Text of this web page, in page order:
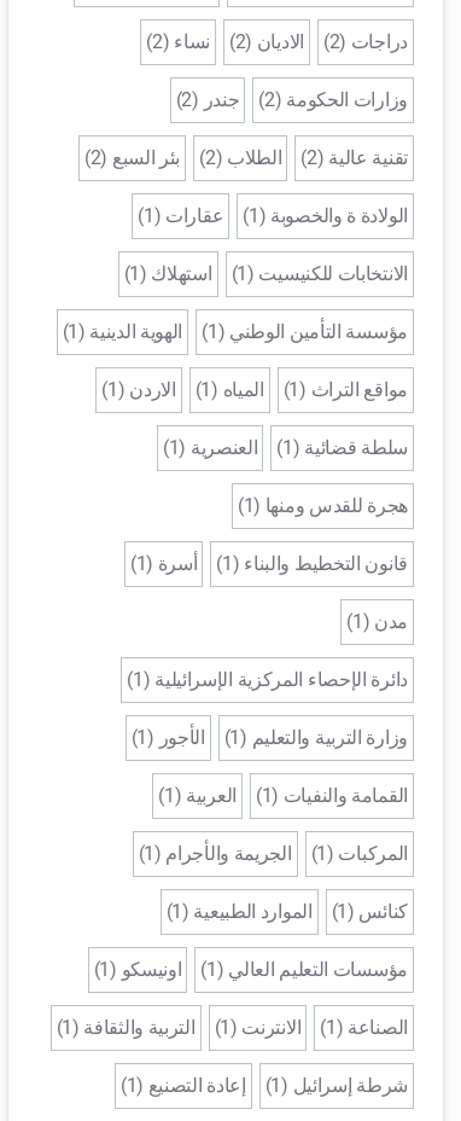
دراجات (2)
الاديان (2)
نساء (2)
وزارات الحكومة (2)
جندر (2)
تقنية عالية (2)
الطلاب (2)
بئر السبع (2)
الولادة ة والخصوبة (1)
عقارات (1)
الانتخابات للكنيسيت (1)
استهلاك (1)
مؤسسة التأمين الوطني (1)
الهوية الدينية (1)
مواقع التراث (1)
المياه (1)
الاردن (1)
سلطة قضائية (1)
العنصرية (1)
هجرة للقدس ومنها (1)
قانون التخطيط والبناء (1)
أسرة (1)
مدن (1)
دائرة الإحصاء المركزية الإسرائيلية (1)
وزارة التربية والتعليم (1)
الأجور (1)
القمامة والنفيات (1)
العربية (1)
المركبات (1)
الجريمة والأجرام (1)
كنائس (1)
الموارد الطبيعية (1)
مؤسسات التعليم العالي (1)
اونيسكو (1)
الصناعة (1)
الانترنت (1)
التربية والثقافة (1)
شرطة إسرائيل (1)
إعادة التصنيع (1)